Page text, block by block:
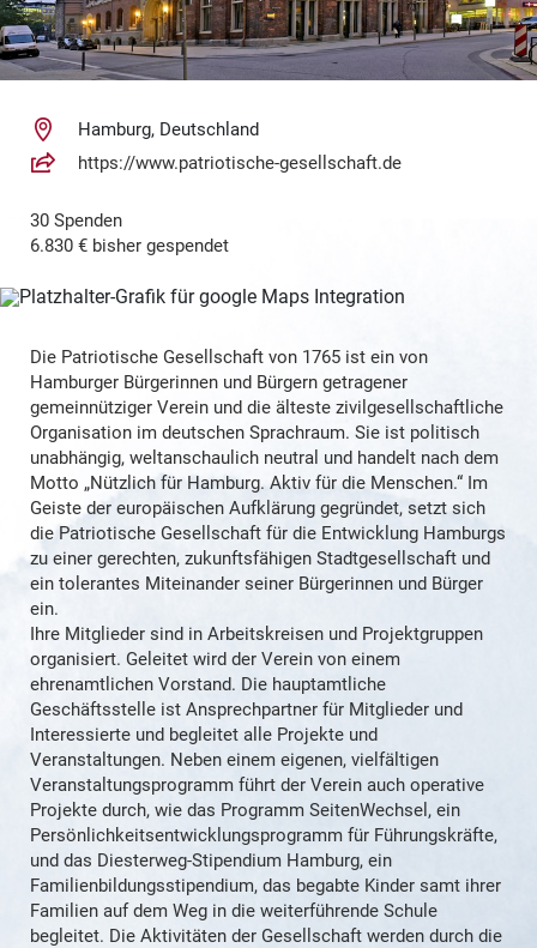
Hamburg, Deutschland
https://www.patriotische-gesellschaft.de
30 Spenden
6.830 € bisher gespendet
Die Patriotische Gesellschaft von 1765 ist ein von
Hamburger Bürgerinnen und Bürgern getragener
gemeinnütziger Verein und die älteste zivilgesellschaftliche
Organisation im deutschen Sprachraum. Sie ist politisch
unabhängig, weltanschaulich neutral und handelt nach dem
Motto „Nützlich für Hamburg. Aktiv für die Menschen.“ Im
Geiste der europäischen Aufklärung gegründet, setzt sich
die Patriotische Gesellschaft für die Entwicklung Hamburgs
zu einer gerechten, zukunftsfähigen Stadtgesellschaft und
ein tolerantes Miteinander seiner Bürgerinnen und Bürger
ein.
Ihre Mitglieder sind in Arbeitskreisen und Projektgruppen
organisiert. Geleitet wird der Verein von einem
ehrenamtlichen Vorstand. Die hauptamtliche
Geschäftsstelle ist Ansprechpartner für Mitglieder und
Interessierte und begleitet alle Projekte und
Veranstaltungen. Neben einem eigenen, vielfältigen
Veranstaltungsprogramm führt der Verein auch operative
Projekte durch, wie das Programm SeitenWechsel, ein
Persönlichkeitsentwicklungsprogramm für Führungskräfte,
und das Diesterweg-Stipendium Hamburg, ein
Familienbildungsstipendium, das begabte Kinder samt ihrer
Familien auf dem Weg in die weiterführende Schule
begleitet. Die Aktivitäten der Gesellschaft werden durch die